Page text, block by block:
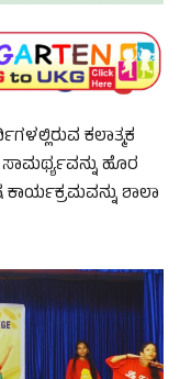
ಕಲಾತ್ಮಕ
ಹೊರ
ಕಾರ್ಯಕ್ರಮವನ್ನು ಶಾಲಾ